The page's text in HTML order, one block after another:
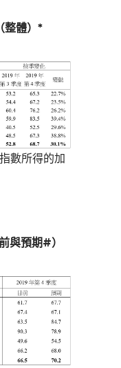
整體）*
數所得的加
與預期#）